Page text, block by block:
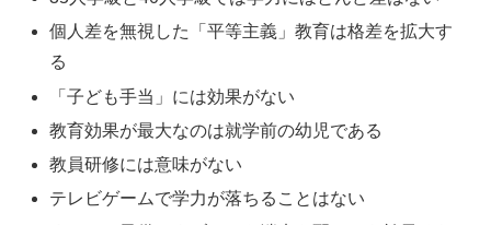
個人差を無視した「平等主義」教育は格差を拡大す
る
「子ども手当」には効果がない
教育効果が最大なのは就学前の幼児である
教員研修には意味がない
テレビゲームで学力が落ちることはない